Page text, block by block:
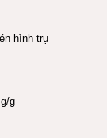
hình trụ
g